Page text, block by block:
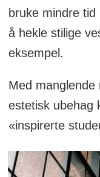
bruke mindre
å hekle stilige
eksempel.
Med
estetisk ubehag
«inspirerte